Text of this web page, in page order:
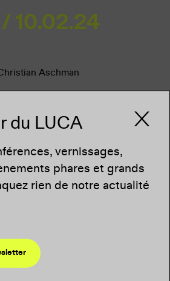
10.02.24
Aschman
du LUCA
vernissages,
phares et grands
rien de notre actualité